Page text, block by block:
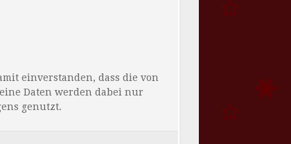
einverstanden, dass die von
Daten werden dabei nur
genutzt.